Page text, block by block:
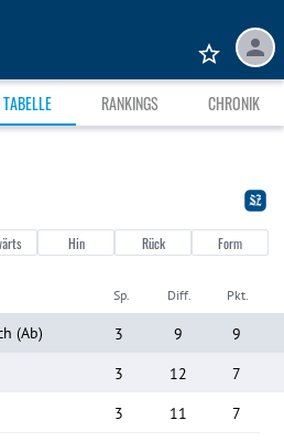
TABELLE RANKINGS CHRONIK
Hin Rück Form
Sp. Diff. Pkt.
(Ab) 3 9
9
3 12
7
3 11 7